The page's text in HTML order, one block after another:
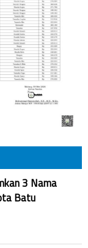
3 Nama
Batu